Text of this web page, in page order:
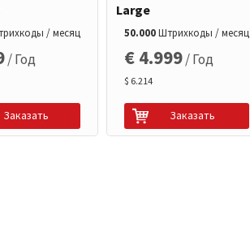
/ месяц
/ Год
Заказать
Large
50.000Штрихкоды / месяц
€ 4.999/ Год
$ 6.214
Заказать